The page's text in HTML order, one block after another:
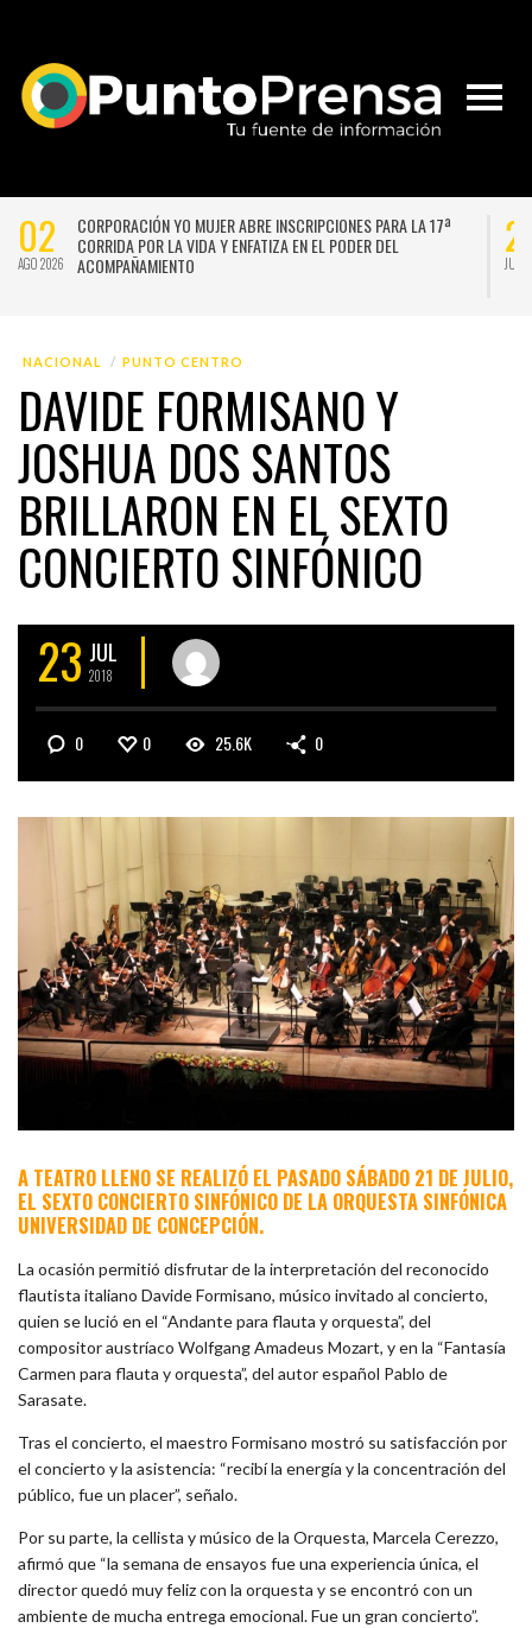
02
AGO 2026
CORPORACIÓN YO MUJER ABRE INSCRIPCIONES PARA LA 17ª
CORRIDA POR LA VIDA Y ENFATIZA EN EL PODER DEL
ACOMPAÑAMIENTO
JUL
NACIONAL PUNTO CENTRO
DAVIDE FORMISANO Y
JOSHUA DOS SANTOS
BRILLARON EN EL SEXTO
CONCIERTO SINFÓNICO
23 JUL
2018
0 0 25.6K 0
A TEATRO LLENO SE REALIZÓ EL PASADO SÁBADO 21 DE JULIO,
EL SEXTO CONCIERTO SINFÓNICO DE LA ORQUESTA SINFÓNICA
UNIVERSIDAD DE CONCEPCIÓN.
La ocasión permitió disfrutar de la interpretación del reconocido
flautista italiano Davide Formisano, músico invitado al concierto,
quien se lució en el “Andante para flauta y orquesta”, del
compositor austríaco Wolfgang Amadeus Mozart, y en la “Fantasía
Carmen para flauta y orquesta”, del autor español Pablo de
Sarasate.
Tras el concierto, el maestro Formisano mostró su satisfacción por
el concierto y la asistencia: “recibí la energía y la concentración del
público, fue un placer”, señalo.
Por su parte, la cellista y músico de la Orquesta, Marcela Cerezzo,
afirmó que “la semana de ensayos fue una experiencia única, el
director quedó muy feliz con la orquesta y se encontró con un
ambiente de mucha entrega emocional. Fue un gran concierto”.